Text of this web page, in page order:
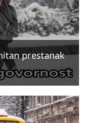
prestanak
prestanak
prestanak